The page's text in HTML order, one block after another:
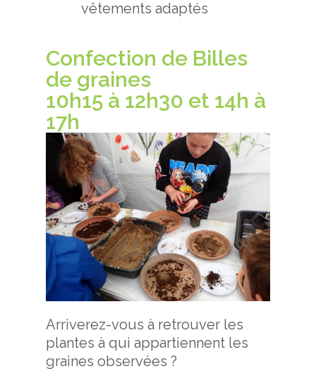
vêtements adaptés
Confection de Billes
de graines
10h15 à 12h30 et 14h à
17h
Arriverez-vous à retrouver les
plantes à qui appartiennent les
graines observées ?